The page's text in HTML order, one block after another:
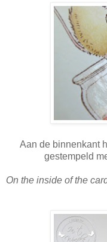
Aan de binnenkant
gestempeld
On the inside of the